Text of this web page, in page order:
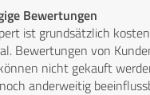
Bewertungen
ist grundsätzlich
Bewertungen von
nicht gekauft
anderweitig